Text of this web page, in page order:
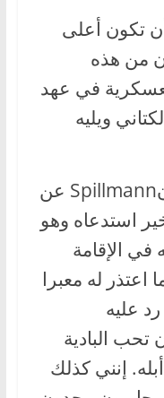
تكون أعلى
من هذه
في عهد
ويليه
وأخيرا أورد الجنرال سبيلمانSpillmann عن
استدعاه وهو
الإقامة
اعتذر له معبرا
رد عليه
تحب البادية
إنني كذلك